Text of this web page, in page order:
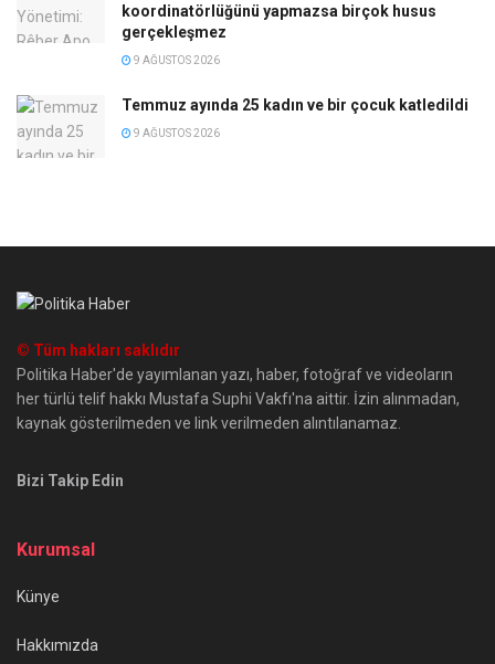
koordinatörlüğünü yapmazsa birçok husus
gerçekleşmez
9 AĞUSTOS 2026
Temmuz ayında 25 kadın ve bir çocuk katledildi
9 AĞUSTOS 2026
© Tüm hakları saklıdır
Politika Haber'de yayımlanan yazı, haber, fotoğraf ve videoların
her türlü telif hakkı Mustafa Suphi Vakfı'na aittir. İzin alınmadan,
kaynak gösterilmeden ve link verilmeden alıntılanamaz.
Bizi Takip Edin
Kurumsal
Künye
Hakkımızda